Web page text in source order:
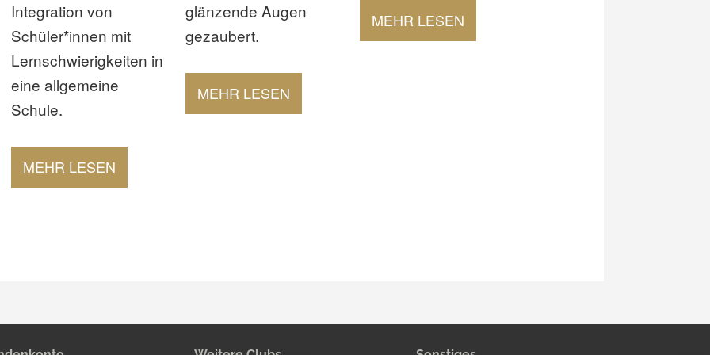
Integration von
Schüler*innen mit
Lernschwierigkeiten in
eine allgemeine
Schule.
MEHR LESEN
glänzende Augen
gezaubert.
MEHR LESEN
MEHR LESEN